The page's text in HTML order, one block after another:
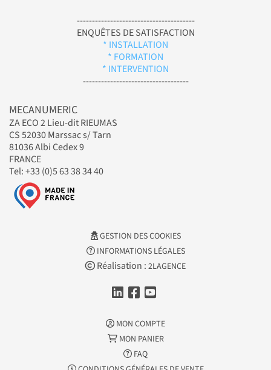
---------------------------------------
ENQUÊTES DE SATISFACTION
* INSTALLATION
* FORMATION
* INTERVENTION
-----------------------------------
MECANUMERIC
ZA ECO 2 Lieu-dit RIEUMAS
CS 52030 Marssac s/ Tarn
81036 Albi Cedex 9
FRANCE
Tel: +33 (0)5 63 38 34 40
GESTION DES COOKIES
INFORMATIONS LÉGALES
Réalisation : 2LAGENCE
MON COMPTE
MON PANIER
FAQ